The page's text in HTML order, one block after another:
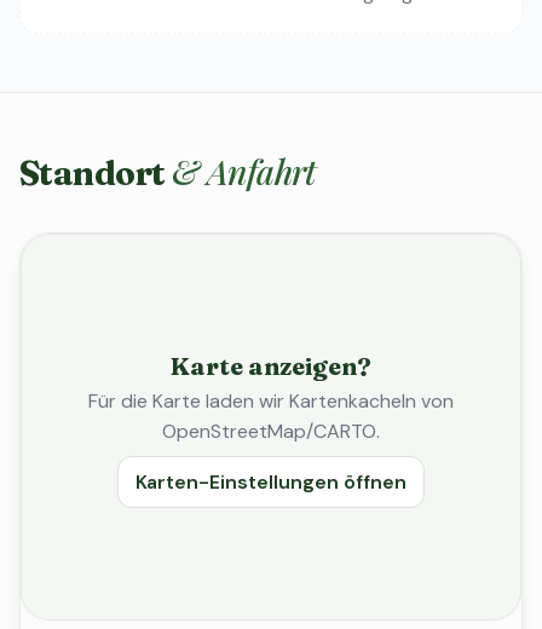
Standort & Anfahrt
Karte anzeigen?
Für die Karte laden wir Kartenkacheln von
OpenStreetMap/CARTO.
Karten-Einstellungen öffnen